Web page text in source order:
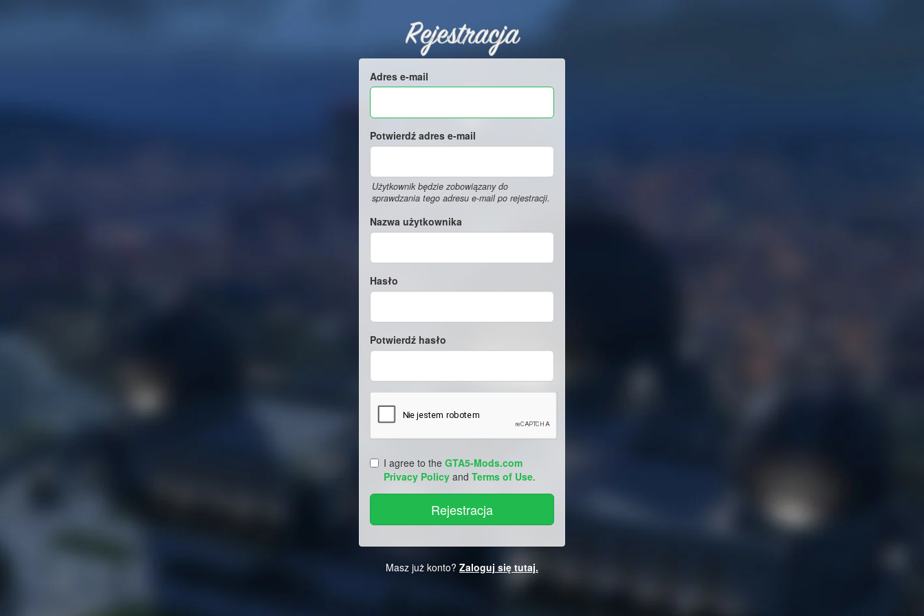
Rejestracja
Adres e-mail
Potwierdź adres e-mail
Użytkownik będzie zobowiązany do
sprawdzania tego adresu e-mail po rejestracji.
Nazwa użytkownika
Hasło
Potwierdź hasło
I agree to the GTA5-Mods.com
Privacy Policy and Terms of Use.
Masz już konto? Zaloguj się tutaj.